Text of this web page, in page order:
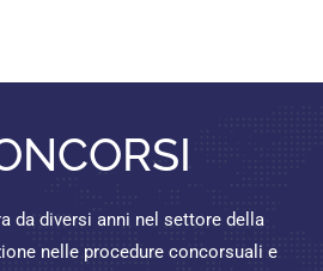
da diversi anni nel settore della
nelle procedure concorsuali e